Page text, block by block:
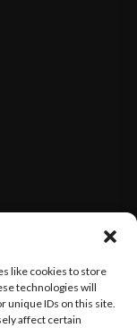
like cookies to store
technologies will
unique IDs on this site.
affect certain